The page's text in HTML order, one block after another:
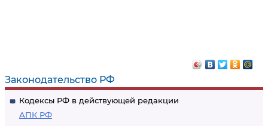
Законодательство РФ
Кодексы РФ в действующей редакции
АПК РФ